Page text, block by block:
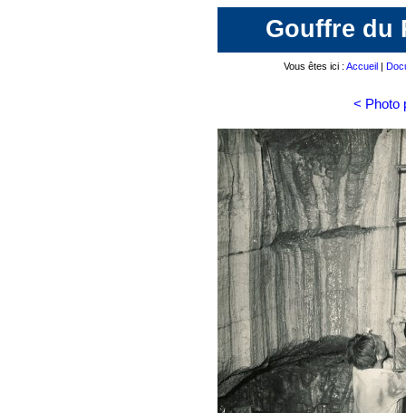
Gouffre du
Vous êtes ici : Accueil|
< Photo